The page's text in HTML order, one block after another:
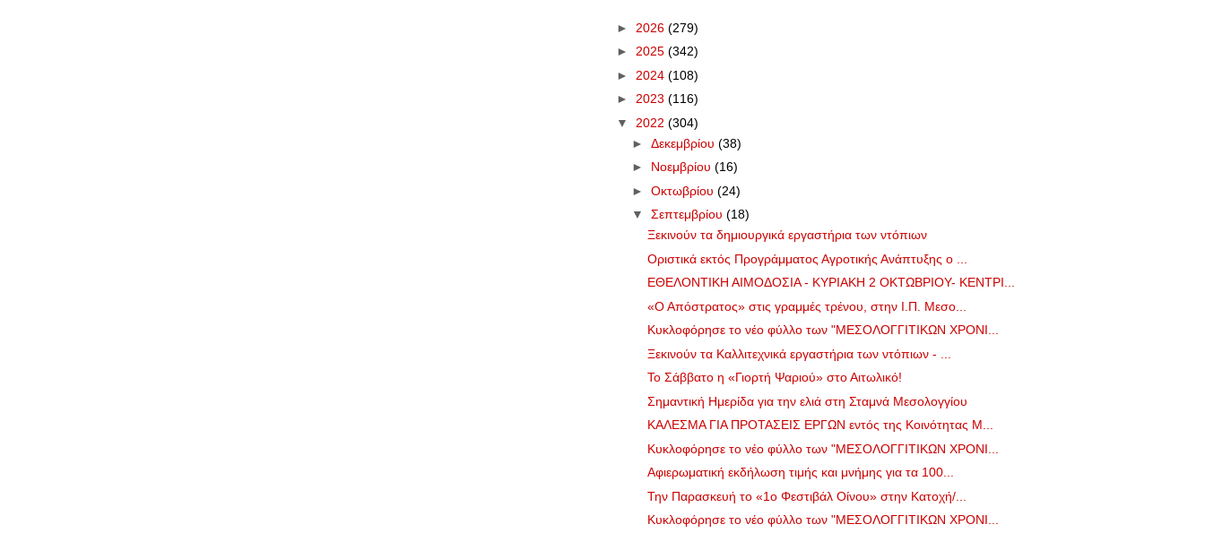
► 2026 (279)
► 2025 (342)
► 2024 (108)
► 2023 (116)
▼ 2022 (304)
► Δεκεμβρίου (38)
► Νοεμβρίου (16)
► Οκτωβρίου (24)
▼ Σεπτεμβρίου (18)
Ξεκινούν τα δημιουργικά εργαστήρια των ντόπιων
Οριστικά εκτός Προγράμματος Αγροτικής Ανάπτυξης ο ...
ΕΘΕΛΟΝΤΙΚΗ ΑΙΜΟΔΟΣΙΑ - ΚΥΡΙΑΚΗ 2 ΟΚΤΩΒΡΙΟΥ- ΚΕΝΤΡΙ...
«Ο Απόστρατος» στις γραμμές τρένου, στην Ι.Π. Μεσο...
Κυκλοφόρησε το νέο φύλλο των "ΜΕΣΟΛΟΓΓΙΤΙΚΩΝ ΧΡΟΝΙ...
Ξεκινούν τα Καλλιτεχνικά εργαστήρια των ντόπιων - ...
Το Σάββατο η «Γιορτή Ψαριού» στο Αιτωλικό!
Σημαντική Ημερίδα για την ελιά στη Σταμνά Μεσολογγίου
ΚΑΛΕΣΜΑ ΓΙΑ ΠΡΟΤΑΣΕΙΣ ΕΡΓΩΝ εντός της Κοινότητας Μ...
Κυκλοφόρησε το νέο φύλλο των "ΜΕΣΟΛΟΓΓΙΤΙΚΩΝ ΧΡΟΝΙ...
Αφιερωματική εκδήλωση τιμής και μνήμης για τα 100...
Την Παρασκευή το «1ο Φεστιβάλ Οίνου» στην Κατοχή/...
Κυκλοφόρησε το νέο φύλλο των "ΜΕΣΟΛΟΓΓΙΤΙΚΩΝ ΧΡΟΝΙ...